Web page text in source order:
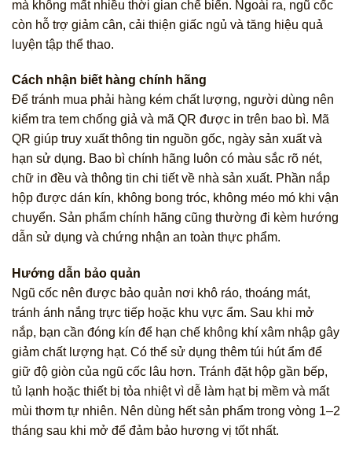
mà không mất nhiều thời gian chế biến. Ngoài ra, ngũ cốc
còn hỗ trợ giảm cân, cải thiện giấc ngủ và tăng hiệu quả
luyện tập thể thao.
Cách nhận biết hàng chính hãng
Để tránh mua phải hàng kém chất lượng, người dùng nên
kiểm tra tem chống giả và mã QR được in trên bao bì. Mã
QR giúp truy xuất thông tin nguồn gốc, ngày sản xuất và
hạn sử dụng. Bao bì chính hãng luôn có màu sắc rõ nét,
chữ in đều và thông tin chi tiết về nhà sản xuất. Phần nắp
hộp được dán kín, không bong tróc, không méo mó khi vận
chuyển. Sản phẩm chính hãng cũng thường đi kèm hướng
dẫn sử dụng và chứng nhận an toàn thực phẩm.
Hướng dẫn bảo quản
Ngũ cốc nên được bảo quản nơi khô ráo, thoáng mát,
tránh ánh nắng trực tiếp hoặc khu vực ẩm. Sau khi mở
nắp, bạn cần đóng kín để hạn chế không khí xâm nhập gây
giảm chất lượng hạt. Có thể sử dụng thêm túi hút ẩm để
giữ độ giòn của ngũ cốc lâu hơn. Tránh đặt hộp gần bếp,
tủ lạnh hoặc thiết bị tỏa nhiệt vì dễ làm hạt bị mềm và mất
mùi thơm tự nhiên. Nên dùng hết sản phẩm trong vòng 1–2
tháng sau khi mở để đảm bảo hương vị tốt nhất.